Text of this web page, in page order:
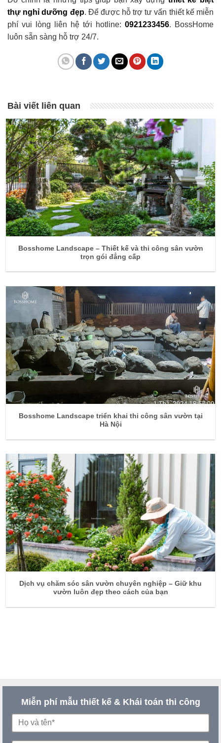
thự nghỉ dưỡng đẹp. Để được hỗ trợ tư vấn thiết kế miễn
phí vui lòng liên hệ tới hotline: 0921233456. BossHome
luôn sẵn sàng hỗ trợ 24/7.
Bài viết liên quan
Bosshome Landscape – Thiết kế và thi công sân vườn
trọn gói đẳng cấp
Bosshome Landscape triển khai thi công sân vườn tại
Hà Nội
Dịch vụ chăm sóc sân vườn chuyên nghiệp – Giữ khu
vườn luôn đẹp theo cách của bạn
Miễn phí mẫu thiết kế & Khái toán thi công